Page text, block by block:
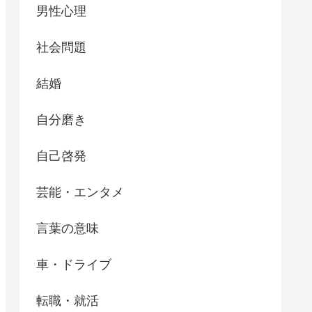
男性心理
社会問題
結婚
自分磨き
自己啓発
芸能・エンタメ
言葉の意味
車・ドライブ
転職・就活